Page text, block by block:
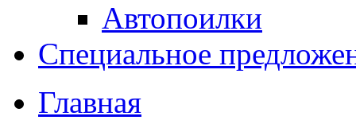
Автопоилки
Специальное
Главная